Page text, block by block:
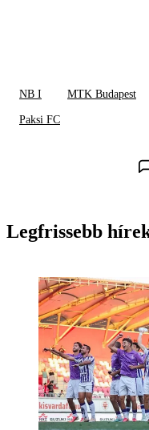
NB I MTK Budapest
Paksi FC
Legfrissebb